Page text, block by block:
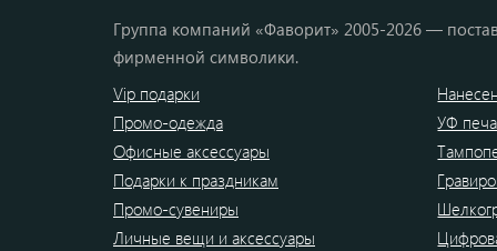
Группа компаний «Фаворит» 2005-2026 —
фирменной символики.
Vip подарки
Промо-одежда
Офисные аксессуары
Подарки к праздникам
Промо-сувениры
Личные вещи и аксессуары
УФ